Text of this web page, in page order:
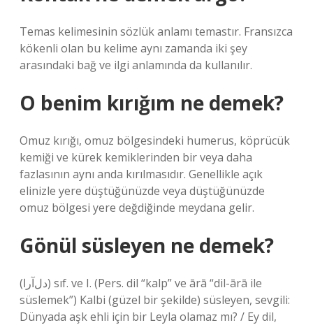
Temas kelimesinin sözlük anlamı temastır. Fransızca
kökenli olan bu kelime aynı zamanda iki şey
arasındaki bağ ve ilgi anlamında da kullanılır.
O benim kırığım ne demek?
Omuz kırığı, omuz bölgesindeki humerus, köprücük
kemiği ve kürek kemiklerinden bir veya daha
fazlasının aynı anda kırılmasıdır. Genellikle açık
elinizle yere düştüğünüzde veya düştüğünüzde
omuz bölgesi yere değdiğinde meydana gelir.
Gönül süsleyen ne demek?
(ﺩﻝﺁﺭﺍ) sıf. ve I. (Pers. dil “kalp” ve ārā “dil-ārā ile
süslemek”) Kalbi (güzel bir şekilde) süsleyen, sevgili:
Dünyada aşk ehli için bir Leyla olamaz mı? / Ey dil,